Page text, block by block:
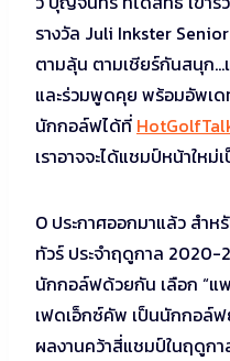
รางวัล Juli Inkster
ตามลุ้น ตามเชียร์กันสนุก
และร่วมพูดคุย พร้อมอัพเ
นักกอล์ฟได้ที่
เราอาจจะได้แชมป์หน้าให
O ประกาศออกมาแล้ว สำ
ทัวร์ ประจำฤดูกาล 2020-
นักกอล์ฟด้วยกัน เลือก “แ
เฟดเอ็กซ์คัพ เป็นนักกอล์
ผลงานคว้าสี่แชมป์ในฤดูก